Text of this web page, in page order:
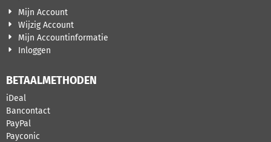
Mijn Account
Wijzig Account
Mijn Accountinformatie
Inloggen
BETAALMETHODEN
iDeal
Bancontact
PayPal
Payconic